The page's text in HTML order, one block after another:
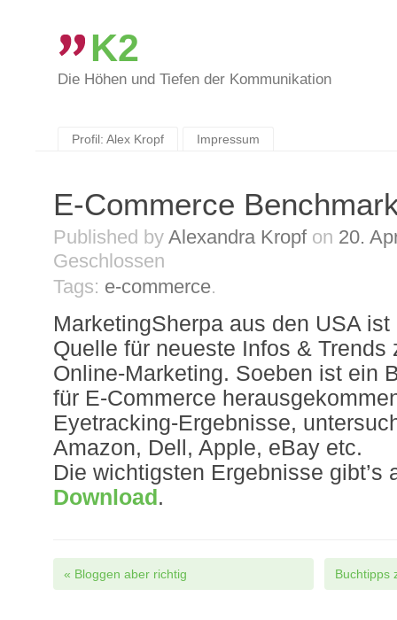
K2
Die Höhen und Tiefen der Kommunikation
Profil: Alex Kropf
Impressum
E-Commerce
Published by Alexandra Kropf on 20.
Geschlossen
Tags: e-commerce.
MarketingSherpa aus den USA
Quelle für neueste Infos & Trends
Online-Marketing. Soeben ist ein
für E-Commerce
Eyetracking-Ergebnisse,
Amazon, Dell, Apple, eBay etc.
Die wichtigsten Ergebnisse gibt’s
Download .
Post navigation
« Bloggen aber richtig Buchtipps